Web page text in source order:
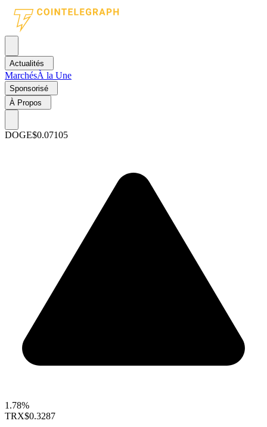
Actualités
MarchésÀ la Une
Sponsorisé
À Propos
DOGE$0.07105
1.78%
TRX$0.3287